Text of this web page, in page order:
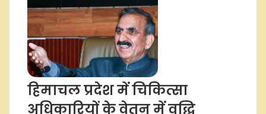
हिमाचल प्रदेश में चिकित्सा
अधिकारियों के वेतन में वृद्धि